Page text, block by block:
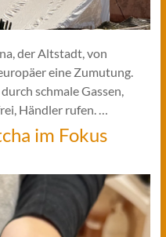
der Altstadt, von
eine Zumutung.
schmale Gassen,
Händler rufen. …
im Fokus